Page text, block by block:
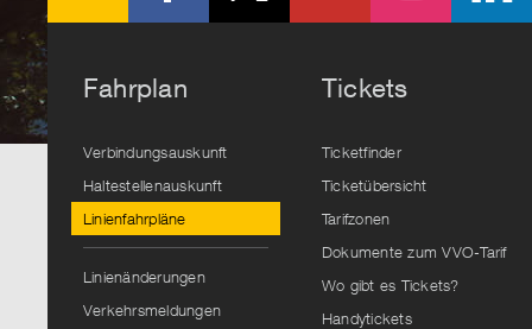
Fahrplan
Verbindungsauskunft
Haltestellenauskunft
Linienfahrpläne
Linienänderungen
Verkehrsmeldungen
Tickets
Ticketfinder
Ticketübersicht
Tarifzonen
Dokumente zum VVO-Tarif
Wo gibt es Tickets?
Handytickets